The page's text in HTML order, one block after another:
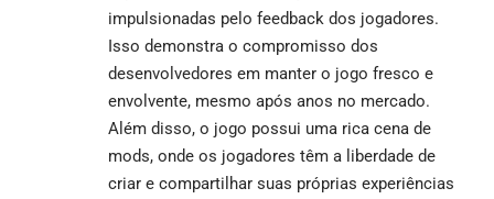
impulsionadas pelo feedback dos jogadores.
Isso demonstra o compromisso dos
desenvolvedores em manter o jogo fresco e
envolvente, mesmo após anos no mercado.
Além disso, o jogo possui uma rica cena de
mods, onde os jogadores têm a liberdade de
criar e compartilhar suas próprias experiências